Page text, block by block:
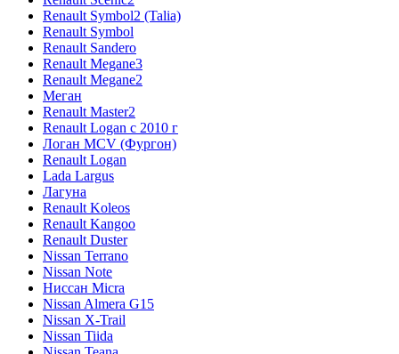
Renault Symbol2 (Talia)
Renault Symbol
Renault Sandero
Renault Megane3
Renault Megane2
Меган
Renault Master2
Renault Logan c 2010 г
Логан МСV (Фургон)
Renault Logan
Lada Largus
Лагуна
Renault Koleos
Renault Kangoo
Renault Duster
Nissan Terrano
Nissan Note
Ниссан Micra
Nissan Almera G15
Nissan X-Trail
Nissan Tiida